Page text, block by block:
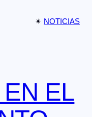
✴︎ NOTICIAS
EN EL